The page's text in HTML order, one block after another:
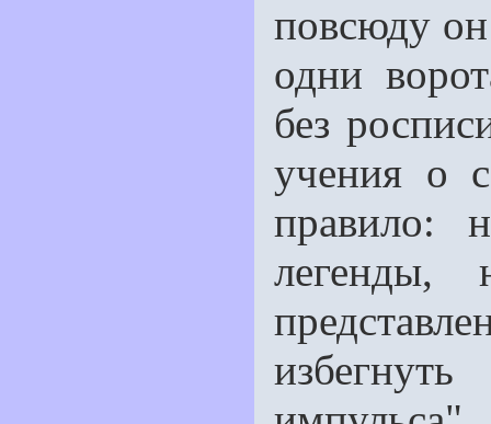
повсюду
одни
без
учения о
правило:
легенды,